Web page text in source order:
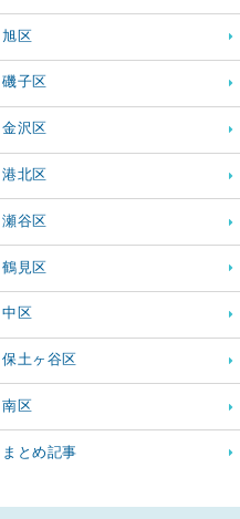
旭区
磯子区
金沢区
港北区
瀬谷区
鶴見区
中区
保土ヶ谷区
南区
まとめ記事